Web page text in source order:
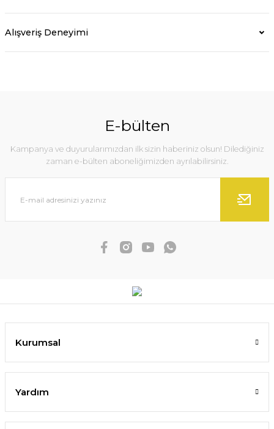
Alışveriş Deneyimi
E-bülten
Kampanya ve duyurularımızdan ilk sizin haberiniz olsun! Dilediğiniz
zaman e-bülten aboneliğimizden ayrılabilirsiniz.
Kurumsal
Yardım